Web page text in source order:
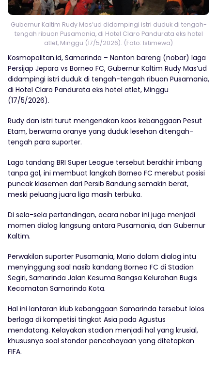
Gubernur Kaltim Rudy Mas’ud didampingi istri duduk di tengah-
tengah ribuan Pusamania, di Hotel Claro Pandurata eks hotel
atlet, Minggu (17/5/2026). (Foto: Istimewa)
Kosmopolitan.id, Samarinda – Nonton bareng (nobar) laga
Persijap Jepara vs Borneo FC, Gubernur Kaltim Rudy Mas’ud
didampingi istri duduk di tengah-tengah ribuan Pusamania,
di Hotel Claro Pandurata eks hotel atlet, Minggu
(17/5/2026).
Rudy dan istri turut mengenakan kaos kebanggaan Pesut
Etam, berwarna oranye yang duduk lesehan ditengah-
tengah para suporter.
Laga tandang BRI Super League tersebut berakhir imbang
tanpa gol, ini membuat langkah Borneo FC merebut posisi
puncak klasemen dari Persib Bandung semakin berat,
meski peluang juara liga masih terbuka.
Di sela-sela pertandingan, acara nobar ini juga menjadi
momen dialog langsung antara Pusamania, dan Gubernur
Kaltim.
Perwakilan suporter Pusamania, Mario dalam dialog intu
menyinggung soal nasib kandang Borneo FC di Stadion
Segiri, Samarinda Jalan Kesuma Bangsa Kelurahan Bugis
Kecamatan Samarinda Kota.
Hal ini lantaran klub kebanggaan Samarinda tersebut lolos
berlaga di kompetisi tingkat Asia pada Agustus
mendatang. Kelayakan stadion menjadi hal yang krusial,
khususnya soal standar pencahayaan yang ditetapkan
FIFA.